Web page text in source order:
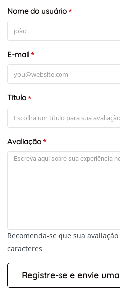
+-
Leaflet
Nome do usuário*
E-mail*
Título*
Avaliação*
Recomenda-se que sua
caracteres